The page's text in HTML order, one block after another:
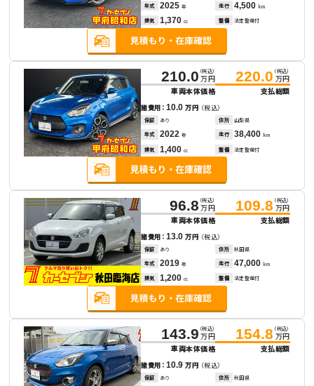
年式 2025 年 走行 4,500 km
排気 1,370 cc 整備 法定整備付
210.0 （税込）
万円
車両本体価格
220.0 （税込）
万円
支払総額
諸費用：10.0万円 （税込）
保証 あり 住所 山梨県
年式 2022 年 走行 38,400 km
排気 1,400 cc 整備 法定整備付
96.8 （税込）
万円
車両本体価格
109.8 （税込）
万円
支払総額
諸費用：13.0万円 （税込）
保証 あり 住所 秋田県
年式 2019 年 走行 47,000 km
排気 1,200 cc 整備 法定整備付
143.9 （税込）
万円
車両本体価格
154.8 （税込）
万円
支払総額
諸費用：10.9万円 （税込）
保証 あり 住所 秋田県